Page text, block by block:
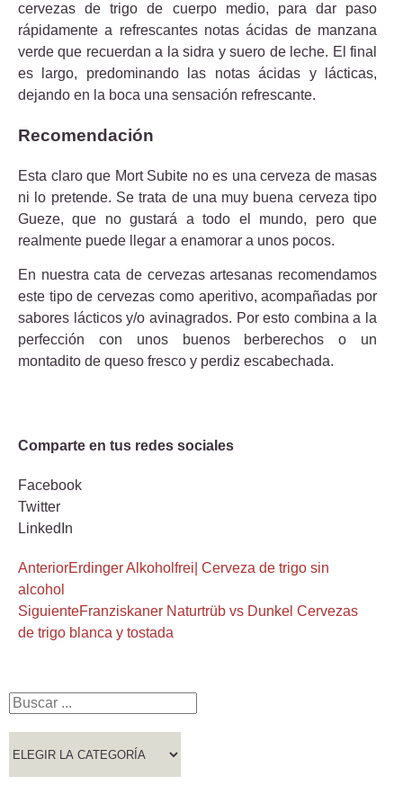
cervezas de trigo de cuerpo medio, para dar paso
rápidamente a refrescantes notas ácidas de manzana
verde que recuerdan a la sidra y suero de leche. El final
es largo, predominando las notas ácidas y lácticas,
dejando en la boca una sensación refrescante.
Recomendación
Esta claro que Mort Subite no es una cerveza de masas
ni lo pretende. Se trata de una muy buena cerveza tipo
Gueze, que no gustará a todo el mundo, pero que
realmente puede llegar a enamorar a unos pocos.
En nuestra cata de cervezas artesanas recomendamos
este tipo de cervezas como aperitivo, acompañadas por
sabores lácticos y/o avinagrados. Por esto combina a la
perfección con unos buenos berberechos o un
montadito de queso fresco y perdiz escabechada.
Comparte en tus redes sociales
Facebook
Twitter
LinkedIn
AnteriorErdinger Alkoholfrei| Cerveza de trigo sin
alcohol
SiguienteFranziskaner Naturtrüb vs Dunkel Cervezas
de trigo blanca y tostada